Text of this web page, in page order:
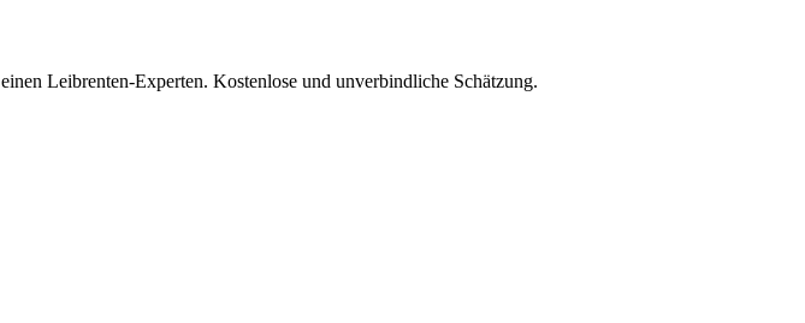
Leibrenten-Experten. Kostenlose und unverbindliche Schätzung.